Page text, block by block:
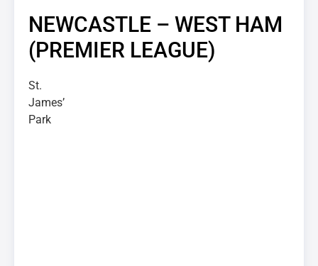
NEWCASTLE – WEST HAM
(PREMIER LEAGUE)
St.
James’
Park